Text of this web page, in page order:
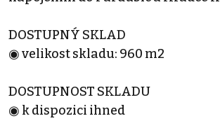
DOSTUPNÝ SKLAD
◉ velikost skladu: 960 m2
DOSTUPNOST SKLADU
◉ k dispozici ihned